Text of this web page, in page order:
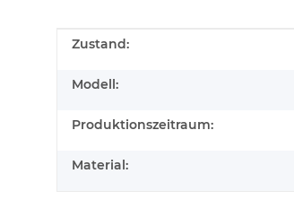
Produkteigenschaft
Wert
Zustand:
Modell:
Produktionszeitraum:
Material: